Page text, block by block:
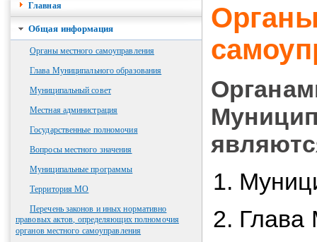
Главная
Общая информация
Органы местного самоуправления
Глава Муниципального образования
Муниципальный совет
Местная администрация
Государственные полномочия
Вопросы местного значения
Муниципальные программы
Территория МО
Перечень законов и иных нормативно
правовых актов, определяющих полномочия
органов местного самоуправления
Глава